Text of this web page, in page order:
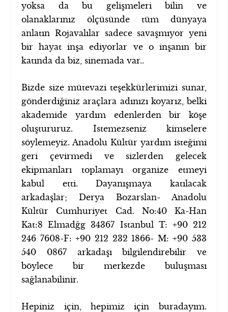
yoksa da bu gelişmeleri bilin ve
olanaklarınız ölçüsünde tüm dünyaya
anlatın Rojavalılar sadece savaşmıyor yeni
bir hayat inşa ediyorlar ve o inşanın bir
katında da biz, sinemada var..
Bizde size mütevazi teşekkürlerimizi sunar,
gönderdiğiniz araçlara adınızı koyarız, belki
akademide yardım edenlerden bir köşe
oluştururuz. İstemezseniz kimselere
söylemeyiz. Anadolu Kültür yardım isteğimi
geri çevirmedi ve sizlerden gelecek
ekipmanları toplamayı organize etmeyi
kabul etti. Dayanışmaya katılacak
arkadaşlar; Derya Bozarslan- Anadolu
Kültür Cumhuriyet Cad. No:40 Ka-Han
Kat:8 Elmadğg 34367 Istanbul T: +90 212
246 7608-F: +90 212 232 1866- M: +90 533
540 0867 arkadaşı bilgilendirebilir ve
böylece bir merkezde buluşması
sağlanabilinir.
Hepiniz için, hepimiz için buradayım.